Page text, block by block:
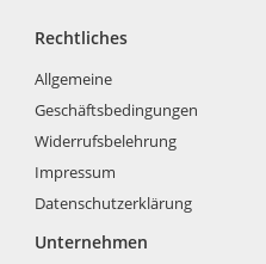
Rechtliches
Allgemeine
Geschäftsbedingungen
Widerrufsbelehrung
Impressum
Datenschutzerklärung
Unternehmen